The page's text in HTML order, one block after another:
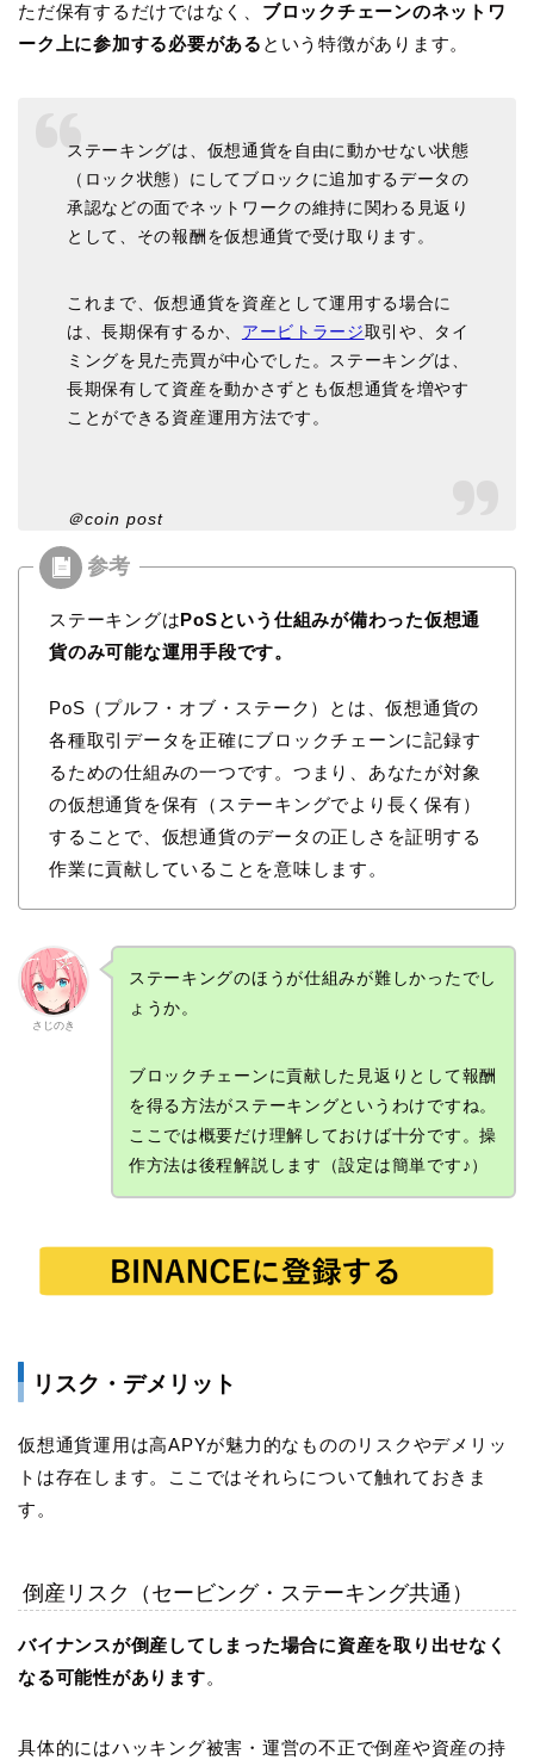
ただ保有するだけではなく、 ブロックチェーンのネットワ
ーク上に参加する必要がある という特徴があります。
ステーキングは、仮想通貨を自由に動かせない状態
（ロック状態）にしてブロックに追加するデータの
承認などの面でネットワークの維持に関わる見返り
として、その報酬を仮想通貨で受け取ります。
これまで、仮想通貨を資産として運用する場合に
は、長期保有するか、 アービトラージ取引や、タイ
ミングを見た売買が中心でした。ステーキングは、
長期保有して資産を動かさずとも仮想通貨を増やす
ことができる資産運用方法です。
＠coin post
ステーキングはPoSという仕組みが備わった仮想通
貨のみ可能な運用手段です。
PoS（プルフ・オブ・ステーク）とは、仮想通貨の
各種取引データを正確にブロックチェーンに記録す
るための仕組みの一つです。つまり、あなたが対象
の仮想通貨を保有（ステーキングでより長く保有）
することで、仮想通貨のデータの正しさを証明する
作業に貢献していることを意味します。
さじのき
ステーキングのほうが仕組みが難しかったでし
ょうか。
ブロックチェーンに貢献した見返りとして報酬
を得る方法がステーキングというわけですね。
ここでは概要だけ理解しておけば十分です。操
作方法は後程解説します（設定は簡単です♪）
リスク・デメリット
仮想通貨運用は高APYが魅力的なもののリスクやデメリッ
トは存在します。ここではそれらについて触れておきま
す。
倒産リスク（セービング・ステーキング共通）
バイナンスが倒産してしまった場合に資産を取り出せなく
なる可能性があります。
具体的にはハッキング被害・運営の不正で倒産や資産の持